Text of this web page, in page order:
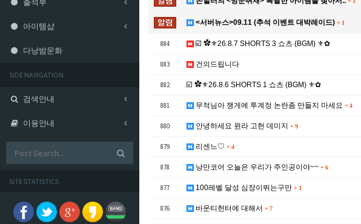
출석부
아이템샵
다낭밤문화
SIDE NAVIGATION
검색안내
이용안내
SITE STATISTICS
<서버뉴스>09.11 (추석 이벤트 대박레이드) + 1
884 ☑️ ✿⚜26.8.7 SHORTS 3 쇼츠 (BGM) ⚜✿
883 건의드립니다
882 ☑️ ✿⚜26.8.6 SHORTS 1 쇼츠 (BGM) ⚜✿
881 무적님아 쟁게에 투계정 논란좀 만들지 마세요 + 4
880 안녕하세요 윈라 고헌 데미지 + 9
879 리센느♡ + 4
878 낭만코어 오늘은 우리가 주인공이야~~ + 6
877 100레벨 달성 심장이뛰는구만 + 1
876 바운티헌터에 대해서 + 7